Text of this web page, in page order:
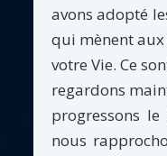
avons adopté
qui mènent
votre Vie. Ce
regardons
progressons
nous